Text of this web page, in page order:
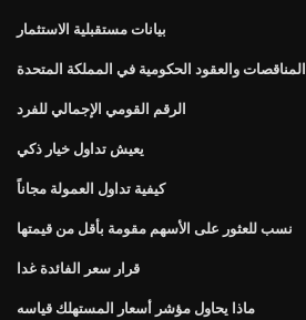
بيانات مستقبلية الاستثمار
المناقصات والعقود الحكومية في المملكة المتحدة
الرقم القومي الإجمالي للفرد
يعيش تداول خيار ذكي
كيفية تداول العمولة مجاناً
نسب للعثور على الأسهم مقومة بأقل من قيمتها
قرار سعر الفائدة غدا
ماذا يحاول مؤشر أسعار المستهلك قياسه